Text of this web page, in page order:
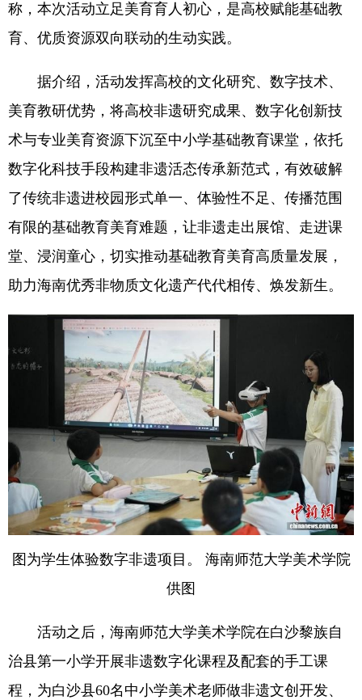
称，本次活动立足美育育人初心，是高校赋能基础教
育、优质资源双向联动的生动实践。
据介绍，活动发挥高校的文化研究、数字技术、
美育教研优势，将高校非遗研究成果、数字化创新技
术与专业美育资源下沉至中小学基础教育课堂，依托
数字化科技手段构建非遗活态传承新范式，有效破解
了传统非遗进校园形式单一、体验性不足、传播范围
有限的基础教育美育难题，让非遗走出展馆、走进课
堂、浸润童心，切实推动基础教育美育高质量发展，
助力海南优秀非物质文化遗产代代相传、焕发新生。
图为学生体验数字非遗项目。 海南师范大学美术学院
供图
活动之后，海南师范大学美术学院在白沙黎族自
治县第一小学开展非遗数字化课程及配套的手工课
程，为白沙县60名中小学美术老师做非遗文创开发、